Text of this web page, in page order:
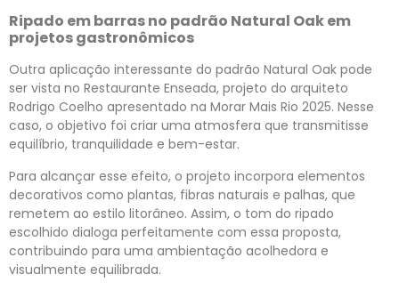
Ripado em barras no padrão Natural Oak em
projetos gastronômicos
Outra aplicação interessante do padrão Natural Oak pode
ser vista no Restaurante Enseada, projeto do arquiteto
Rodrigo Coelho apresentado na Morar Mais Rio 2025. Nesse
caso, o objetivo foi criar uma atmosfera que transmitisse
equilíbrio, tranquilidade e bem-estar.
Para alcançar esse efeito, o projeto incorpora elementos
decorativos como plantas, fibras naturais e palhas, que
remetem ao estilo litorâneo. Assim, o tom do ripado
escolhido dialoga perfeitamente com essa proposta,
contribuindo para uma ambientação acolhedora e
visualmente equilibrada.